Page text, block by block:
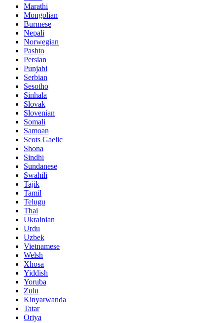
Marathi
Mongolian
Burmese
Nepali
Norwegian
Pashto
Persian
Punjabi
Serbian
Sesotho
Sinhala
Slovak
Slovenian
Somali
Samoan
Scots Gaelic
Shona
Sindhi
Sundanese
Swahili
Tajik
Tamil
Telugu
Thai
Ukrainian
Urdu
Uzbek
Vietnamese
Welsh
Xhosa
Yiddish
Yoruba
Zulu
Kinyarwanda
Tatar
Oriya